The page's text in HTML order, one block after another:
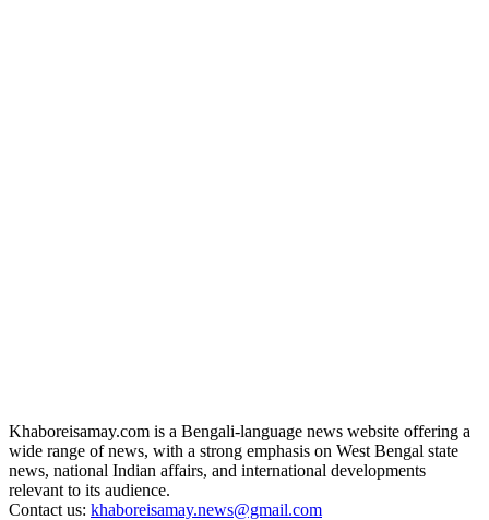
Khaboreisamay.com is a Bengali-language news website offering a
wide range of news, with a strong emphasis on West Bengal state
news, national Indian affairs, and international developments
relevant to its audience.
Contact us: khaboreisamay.news@gmail.com